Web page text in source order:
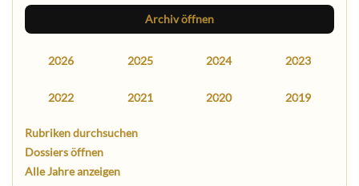
Archiv öffnen
2026 2025 2024 2023
2022 2021 2020 2019
Rubriken durchsuchen
Dossiers öffnen
Alle Jahre anzeigen